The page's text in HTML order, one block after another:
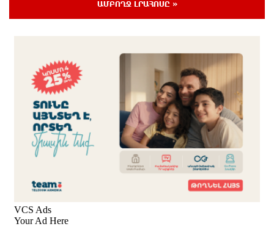
էլեկտրակայանը կկառուցվի Ամուրի մարզում
20 ժամ առաջ
Օգոստոսի 10-ից 13-ը գազանջատումներ են
սպասվում
1 օր առաջ
Գերմանիայում ցույց է անցկացվել Մերցի
կառավարության դեմ
1 օր առաջ
Մոդին համաշխարհային ռեկորդ է սահմանել. 303
միլիոն դիտում՝ 24 ժամում
ԱՄԲՈՂՋ ԼՐԱՀՈՍԸ »